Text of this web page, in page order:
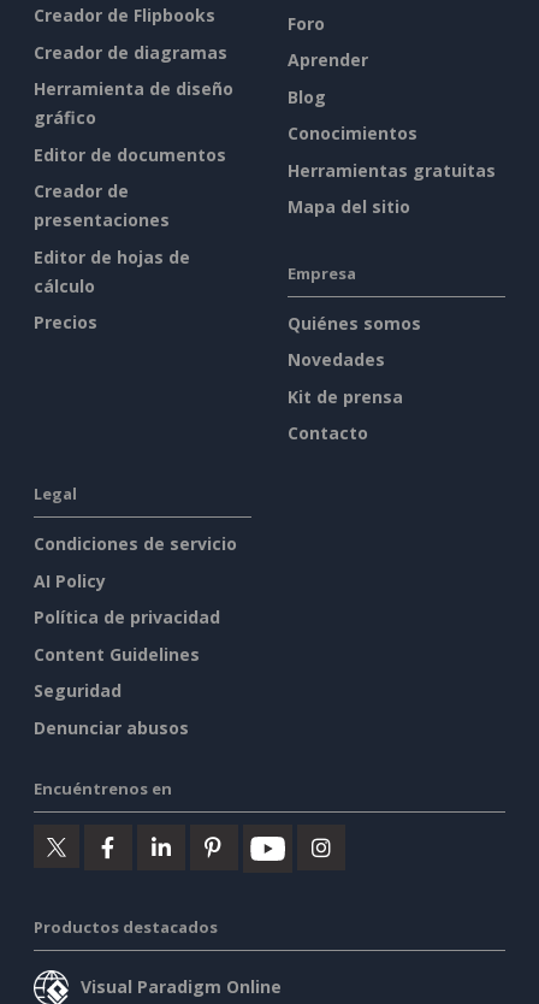
Creador de Flipbooks
Creador de diagramas
Herramienta de diseño
gráfico
Editor de documentos
Creador de
presentaciones
Editor de hojas de
cálculo
Precios
Foro
Aprender
Blog
Conocimientos
Herramientas gratuitas
Mapa del sitio
Empresa
Quiénes somos
Novedades
Kit de prensa
Contacto
Legal
Condiciones de servicio
AI Policy
Política de privacidad
Content Guidelines
Seguridad
Denunciar abusos
Encuéntrenos en
Productos destacados
Visual Paradigm Online